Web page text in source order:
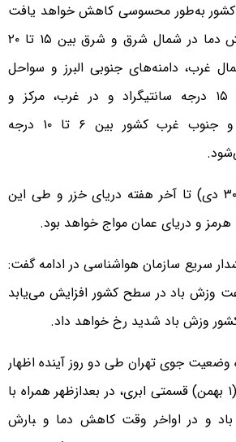
کشور به‌طور محسوسی کاهش خواهد یافت
و بیشترین مقدار کاهش دما در شمال شرق و شرق بین ۱۵ تا ۲۰
غرب، دامنه‌های جنوبی البرز و سواحل
دریای خزر بین ۱۰ تا ۱۵ درجه سانتیگراد و در غرب، مرکز و
بخش‌هایی از جنوب و جنوب غرب کشور بین ۶ تا ۱۰ درجه
به گفته وی، از امروز (۳۰ دی) تا آخر هفته دریای خزر و طی این
و دریای عمان مواج خواهد بود.
سریع سازمان هواشناسی در ادامه گفت:
سرعت وزش باد در سطح کشور افزایش می‌یابد
وزش باد شدید رخ خواهد داد.
وضعیت جوی تهران طی دو روز آینده اظهار
کرد: آسمان تهران فردا (۱ بهمن) قسمتی ابری، در بعدازظهر همراه با
باد و در اواخر وقت کاهش دما و ‍بارش